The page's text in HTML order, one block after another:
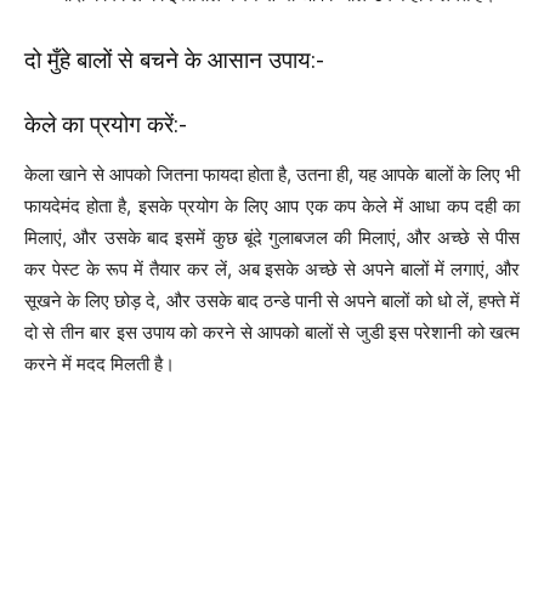
दो मुँहे बालों से बचने के आसान उपाय:-
केले का प्रयोग करें:-
केला खाने से आपको जितना फायदा होता है, उतना ही, यह आपके बालों के लिए भी
फायदेमंद होता है, इसके प्रयोग के लिए आप एक कप केले में आधा कप दही का
मिलाएं, और उसके बाद इसमें कुछ बूंदे गुलाबजल की मिलाएं, और अच्छे से पीस
कर पेस्ट के रूप में तैयार कर लें, अब इसके अच्छे से अपने बालों में लगाएं, और
सूखने के लिए छोड़ दे, और उसके बाद ठन्डे पानी से अपने बालों को धो लें, हफ्ते में
दो से तीन बार इस उपाय को करने से आपको बालों से जुडी इस परेशानी को खत्म
करने में मदद मिलती है।